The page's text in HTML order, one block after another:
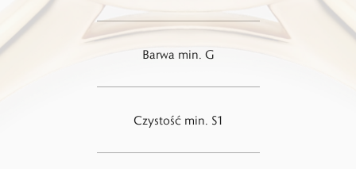
Barwa min. G
Czystość min. S1